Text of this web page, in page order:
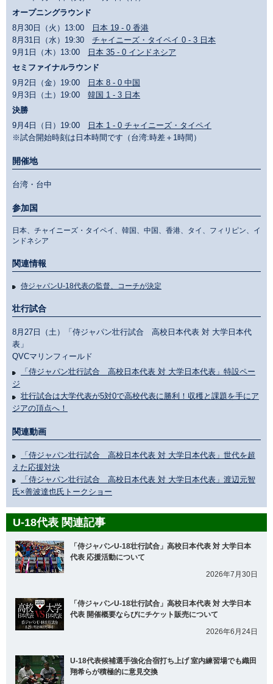
オープニングラウンド
8月30日（火）13:00
日本 19 - 0 香港
8月31日（水）19:30 チャイニーズ・タイペイ 0 - 3 日本
9月1日（木）13:00
日本 35 - 0 インドネシア
セミファイナルラウンド
9月2日（金）19:00
日本 8 - 0 中国
9月3日（土）19:00 韓国 1 - 3 日本
決勝
9月4日（日）19:00
日本 1 - 0 チャイニーズ・タイペイ
※試合開始時刻は日本時間です（台湾:時差＋1時間）
開催地
台湾・台中
参加国
日本、チャイニーズ・タイペイ、韓国、中国、香港、タイ、フィリピン、イ
ンドネシア
関連情報
侍ジャパンU-18代表の監督、コーチが決定
壮行試合
8月27日（土）「侍ジャパン壮行試合 高校日本代表 対 大学日本代
表」
QVCマリンフィールド
「侍ジャパン壮行試合 高校日本代表 対 大学日本代表」特設ペー
ジ
壮行試合は大学代表が5対0で高校代表に勝利！収穫と課題を手にア
ジアの頂点へ！
関連動画
「侍ジャパン壮行試合 高校日本代表 対 大学日本代表」世代を超
えた応援対決
「侍ジャパン壮行試合 高校日本代表 対 大学日本代表」渡辺元智
氏×善波達也氏トークショー
U-18代表 関連記事
「侍ジャパンU-18壮行試合」高校日本代表 対 大学日本
代表 応援活動について
2026年7月30日
「侍ジャパンU-18壮行試合」高校日本代表 対 大学日本
代表 開催概要ならびにチケット販売について
2026年6月24日
U-18代表候補選手強化合宿打ち上げ 室内練習場でも織田
翔希らが積極的に意見交換